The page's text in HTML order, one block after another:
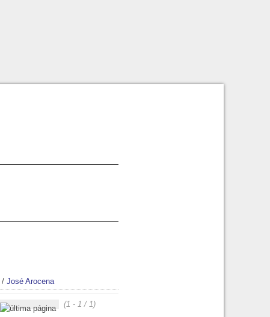
/ José Arocena
(1 - 1 / 1)